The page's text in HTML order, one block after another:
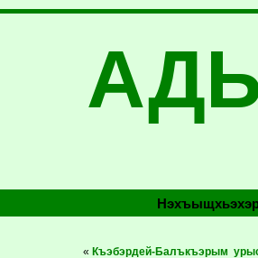
« Къэбэрдей-Балъкъэрым